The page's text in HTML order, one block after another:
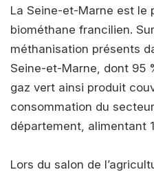
La Seine-et-Marne est le
biométhane francilien.
méthanisation présents
Seine-et-Marne, dont 95
gaz vert ainsi produit
consommation du
département, alimentant
Lors du salon de